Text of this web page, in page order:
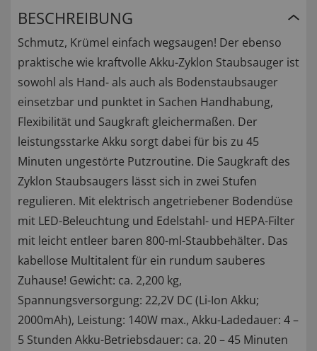
BESCHREIBUNG
Schmutz, Krümel einfach wegsaugen! Der ebenso
praktische wie kraftvolle Akku-Zyklon Staubsauger ist
sowohl als Hand- als auch als Bodenstaubsauger
einsetzbar und punktet in Sachen Handhabung,
Flexibilität und Saugkraft gleichermaßen. Der
leistungsstarke Akku sorgt dabei für bis zu 45
Minuten ungestörte Putzroutine. Die Saugkraft des
Zyklon Staubsaugers lässt sich in zwei Stufen
regulieren. Mit elektrisch angetriebener Bodendüse
mit LED-Beleuchtung und Edelstahl- und HEPA-Filter
mit leicht entleer baren 800-ml-Staubbehälter. Das
kabellose Multitalent für ein rundum sauberes
Zuhause! Gewicht: ca. 2,200 kg,
Spannungsversorgung: 22,2V DC (Li-Ion Akku;
2000mAh), Leistung: 140W max., Akku-Ladedauer: 4 –
5 Stunden Akku-Betriebsdauer: ca. 20 – 45 Minuten